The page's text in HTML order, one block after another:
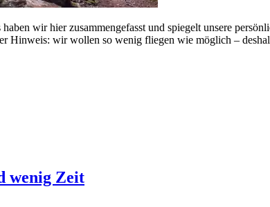
wir hier zusammengefasst und spiegelt unsere
Hinweis: wir wollen so wenig fliegen wie möglich –
wenig Zeit